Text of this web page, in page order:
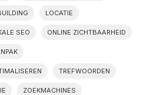
LOCATIE
SEO ONLINE ZICHTBAARHEID
TREFWOORDEN
ZOEKMACHINES